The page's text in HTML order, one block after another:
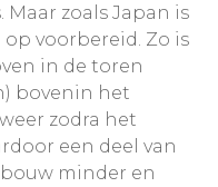
zoals Japan is
voorbereid. Zo is
in de toren
bovenin het
zodra het
een deel van
minder en